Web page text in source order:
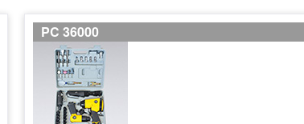
PC 36000